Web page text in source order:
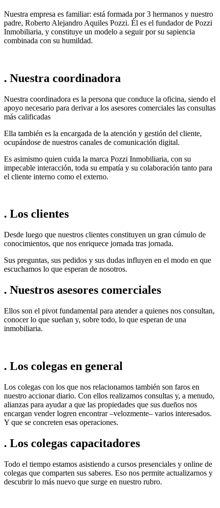
Nuestra empresa es familiar: está formada por 3 hermanos y nuestro
padre, Roberto Alejandro Aquiles Pozzi. Él es el fundador de Pozzi
Inmobiliaria, y constituye un modelo a seguir por su sapiencia
combinada con su humildad.
. Nuestra coordinadora
Nuestra coordinadora es la persona que conduce la oficina, siendo el
apoyo necesario para derivar a los asesores comerciales las consultas
más calificadas
Ella también es la encargada de la atención y gestión del cliente,
ocupándose de nuestros canales de comunicación digital.
Es asimismo quien cuida la marca Pozzi Inmobiliaria, con su
impecable interacción, toda su empatía y su colaboración tanto para
el cliente interno como el externo.
. Los clientes
Desde luego que nuestros clientes constituyen un gran cúmulo de
conocimientos, que nos enriquece jornada tras jornada.
Sus preguntas, sus pedidos y sus dudas influyen en el modo en que
escuchamos lo que esperan de nosotros.
. Nuestros asesores comerciales
Ellos son el pivot fundamental para atender a quienes nos consultan,
conocer lo que sueñan y, sobre todo, lo que esperan de una
inmobiliaria.
. Los colegas en general
Los colegas con los que nos relacionamos también son faros en
nuestro accionar diario. Con ellos realizamos consultas y, a menudo,
alianzas para ayudar a que las propiedades que sus dueños nos
encargan vender logren encontrar –velozmente– varios interesados.
Y que se concreten esas operaciones.
. Los colegas capacitadores
Todo el tiempo estamos asistiendo a cursos presenciales y online de
colegas que comparten sus saberes. Eso nos permite actualizarnos y
descubrir lo más nuevo que surge en nuestro rubro.